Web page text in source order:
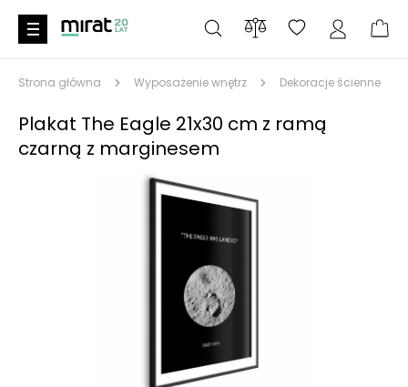
Strona główna Wyposażenie wnętrz Dekoracje ścienne
Plakat The Eagle 21x30 cm z ramą
czarną z marginesem